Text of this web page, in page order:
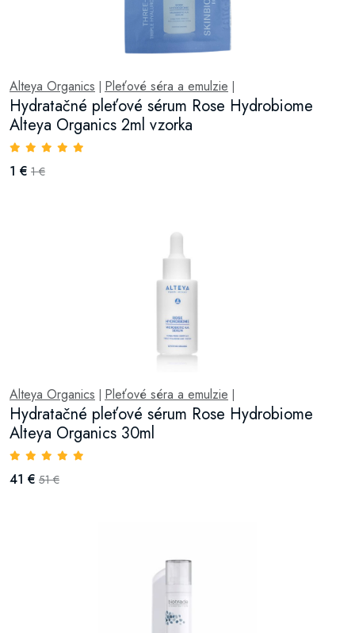
Alteya Organics | Pleťové séra a emulzie |
Hydratačné pleťové sérum Rose Hydrobiome
Alteya Organics 2ml vzorka
1 € 1 €
Alteya Organics | Pleťové séra a emulzie |
Hydratačné pleťové sérum Rose Hydrobiome
Alteya Organics 30ml
41 € 51 €